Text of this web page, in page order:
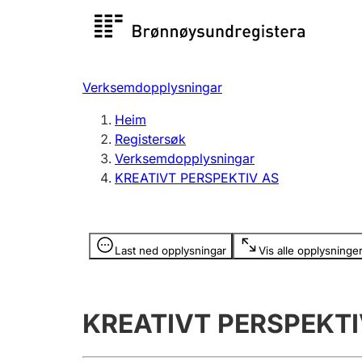
Registersøk
Registrere, endre, slette
Verksemdopplysningar
Heim
Registersøk
Verksemdopplysningar
KREATIVT PERSPEKTIV AS
Last ned opplysningar Vis alle opplysninger
Opplysninger er skjult
KREATIVT